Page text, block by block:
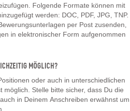
Folgende Formate können mit
werden: DOC, PDF, JPG, TNP.
per Post zusenden,
in elektronischer Form aufgenommen
MÖGLICH?
oder auch in unterschiedlichen
möglich. Stelle bitte sicher, dass Du die
in Deinem Anschreiben erwähnst um